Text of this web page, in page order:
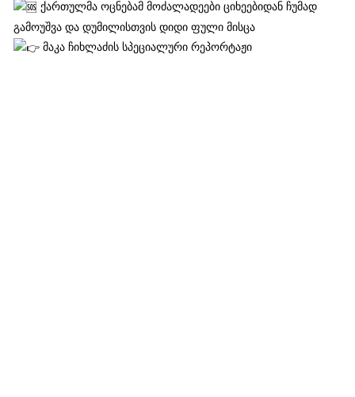
ქართულმა ოცნებამ მოძალადეები ციხეებიდან ჩუმად
გამოუშვა და დუმილისთვის დიდი ფული მისცა
მაკა ჩიხლაძის სპეციალური რეპორტაჟი